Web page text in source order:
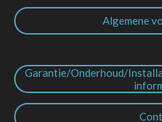
Algemene
Garantie/Onderhoud/